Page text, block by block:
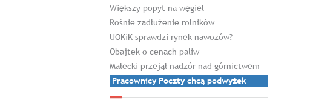
Większy popyt na węgiel
Rośnie zadłużenie rolników
UOKiK sprawdzi rynek nawozów?
Obajtek o cenach paliw
Małecki przejął nadzór nad górnictwem
Pracownicy Poczty chcą podwyżek